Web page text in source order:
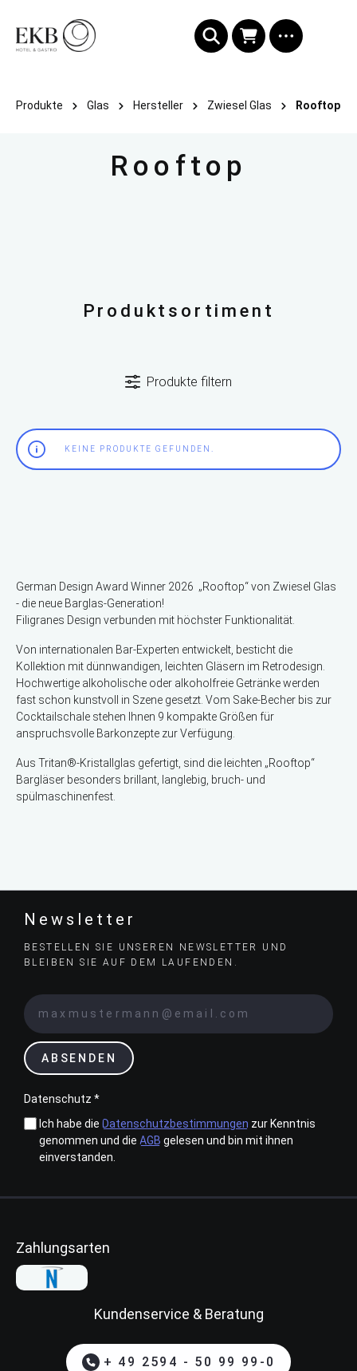
Produkte Glas Hersteller Zwiesel Glas Rooftop
Rooftop
Produktsortiment
Produkte filtern
KEINE PRODUKTE GEFUNDEN.
German Design Award Winner 2026 „Rooftop“ von Zwiesel Glas
- die neue Barglas-Generation!
Filigranes Design verbunden mit höchster Funktionalität.
Von internationalen Bar-Experten entwickelt, besticht die
Kollektion mit dünnwandigen, leichten Gläsern im Retrodesign.
Hochwertige alkoholische oder alkoholfreie Getränke werden
fast schon kunstvoll in Szene gesetzt. Vom Sake-Becher bis zur
Cocktailschale stehen Ihnen 9 kompakte Größen für
anspruchsvolle Barkonzepte zur Verfügung.
Aus Tritan®-Kristallglas gefertigt, sind die leichten „Rooftop“
Bargläser besonders brillant, langlebig, bruch- und
spülmaschinenfest.
Newsletter
BESTELLEN SIE UNSEREN NEWSLETTER UND
BLEIBEN SIE AUF DEM LAUFENDEN.
ABSENDEN
Datenschutz *
Ich habe die Datenschutzbestimmungen zur Kenntnis
genommen und die AGB gelesen und bin mit ihnen
einverstanden.
Zahlungsarten
Kundenservice & Beratung
+ 49 2594 - 50 99 99-0